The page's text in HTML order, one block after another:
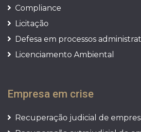
Compliance
Licitação
Defesa em processos
Licenciamento Ambiental
Empresa em crise
Recuperação judicial de